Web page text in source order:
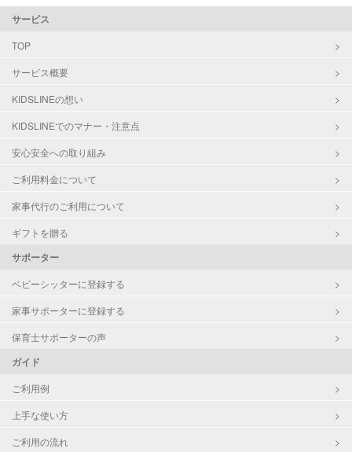
サービス
TOP
サービス概要
KIDSLINEの想い
KIDSLINEでのマナー・注意点
安心安全への取り組み
ご利用料金について
家事代行のご利用について
ギフトを贈る
サポーター
ベビーシッターに登録する
家事サポーターに登録する
保育士サポーターの声
ガイド
ご利用例
上手な使い方
ご利用の流れ